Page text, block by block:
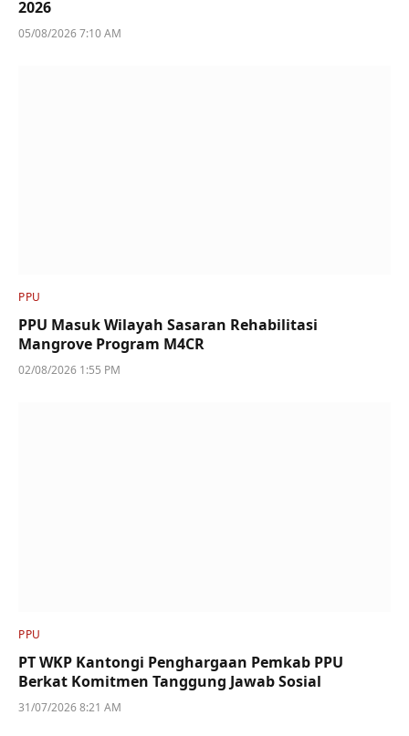
2026
05/08/2026 7:10 AM
PPU
PPU Masuk Wilayah Sasaran Rehabilitasi
Mangrove Program M4CR
02/08/2026 1:55 PM
PPU
PT WKP Kantongi Penghargaan Pemkab PPU
Berkat Komitmen Tanggung Jawab Sosial
31/07/2026 8:21 AM